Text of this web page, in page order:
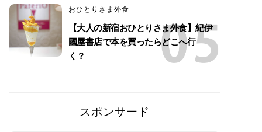
おひとりさま外食
【大人の新宿おひとりさま外食】紀伊
國屋書店で本を買ったらどこへ行
く？
スポンサード